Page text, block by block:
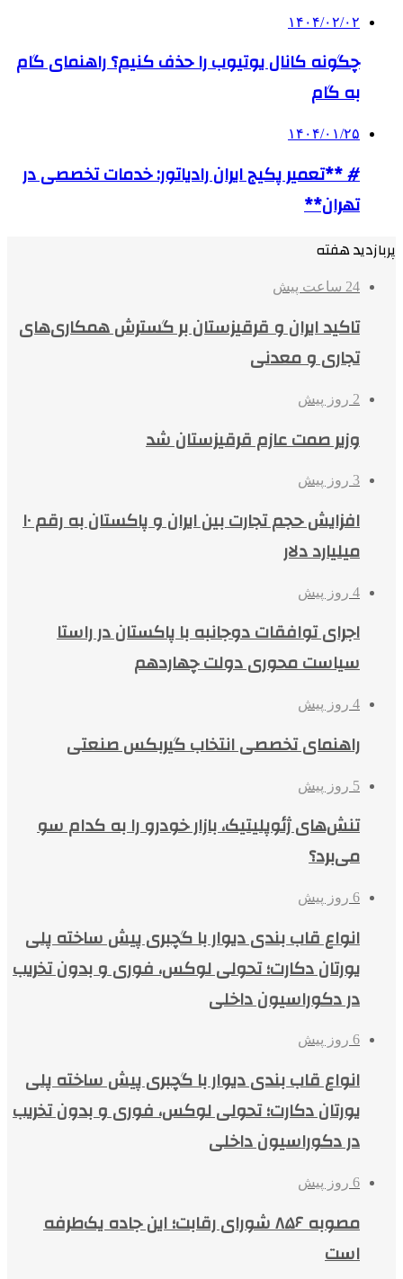
۱۴۰۴/۰۲/۰۲
چگونه کانال یوتیوب را حذف کنیم؟ راهنمای گام
‌به‌ گام
۱۴۰۴/۰۱/۲۵
# **تعمیر پکیج ایران رادیاتور: خدمات تخصصی در
تهران**
پربازدید هفته
24 ساعت پیش
تاکید ایران و قرقیزستان بر گسترش همکاری‌های
تجاری و معدنی
2 روز پیش
وزیر صمت عازم قرقیزستان شد
3 روز پیش
افزایش حجم تجارت بین ایران و پاکستان به رقم ۱۰
میلیارد دلار
4 روز پیش
اجرای توافقات دوجانبه با پاکستان در راستا
سیاست محوری دولت چهاردهم
4 روز پیش
راهنمای تخصصی انتخاب گیربکس صنعتی
5 روز پیش
تنش‌های ژئوپلیتیک، بازار خودرو را به کدام سو
می‌برد؟
6 روز پیش
انواع قاب بندی دیوار با گچبری پیش ساخته پلی
یورتان دکارت؛ تحولی لوکس، فوری و بدون تخریب
در دکوراسیون داخلی
6 روز پیش
انواع قاب بندی دیوار با گچبری پیش ساخته پلی
یورتان دکارت؛ تحولی لوکس، فوری و بدون تخریب
در دکوراسیون داخلی
6 روز پیش
مصوبه ۸۵۶ شورای رقابت؛ این جاده یک‌طرفه
است